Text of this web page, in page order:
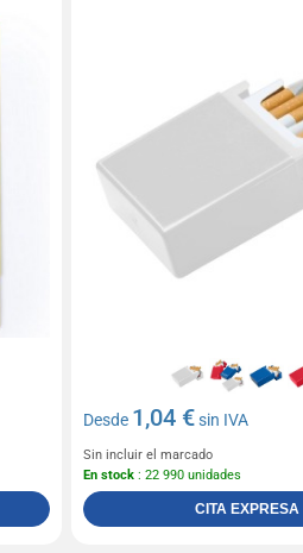
Desde 1,04 €sin IVA
Sin incluir el marcado
En stock : 22 990 unidades
CITA EXPRESA